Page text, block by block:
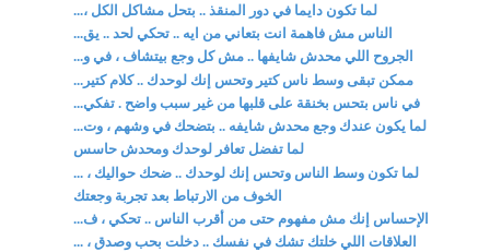
لما تكون دايما في دور المنقذ .. بتحل مشاكل الكل ،...
الناس مش فاهمة انت بتعاني من ايه .. تحكي لحد .. يق...
الجروح اللي محدش شايفها .. مش كل وجع بيتشاف ، في و...
ممكن تبقى وسط ناس كتير وتحس إنك لوحدك .. كلام كتير...
في ناس بتحس بخنقة على قلبها من غير سبب واضح . تفكي...
لما يكون عندك وجع محدش شايفه .. بتضحك في وشهم ، وت...
لما تفضل تعافر لوحدك ومحدش حاسس
لما تكون وسط الناس وتحس إنك لوحدك .. ضحك حواليك ، ...
الخوف من الارتباط بعد تجربة وجعتك
الإحساس إنك مش مفهوم حتى من أقرب الناس .. تحكي ، ف...
العلاقات اللي خلتك تشك في نفسك .. دخلت بحب وصدق ، ...